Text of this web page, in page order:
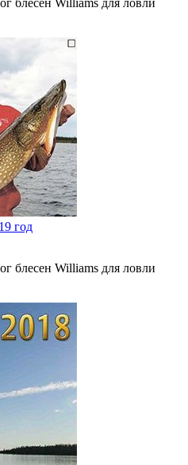
блесен Williams для ловли
год
блесен Williams для ловли